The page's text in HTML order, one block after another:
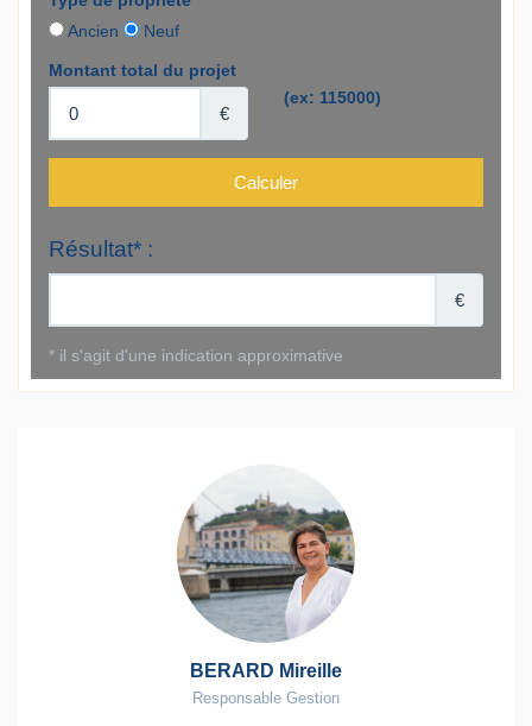
BERARD Mireille
Responsable Gestion